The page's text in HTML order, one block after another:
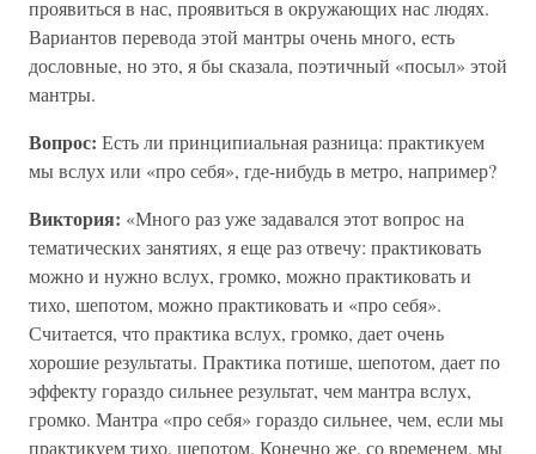
проявиться в нас, проявиться в окружающих нас людях.
Вариантов перевода этой мантры очень много, есть
дословные, но это, я бы сказала, поэтичный «посыл» этой
мантры.
Вопрос: Есть ли принципиальная разница: практикуем
мы вслух или «про себя», где-нибудь в метро, например?
Виктория: «Много раз уже задавался этот вопрос на
тематических занятиях, я еще раз отвечу: практиковать
можно и нужно вслух, громко, можно практиковать и
тихо, шепотом, можно практиковать и «про себя».
Считается, что практика вслух, громко, дает очень
хорошие результаты. Практика потише, шепотом, дает по
эффекту гораздо сильнее результат, чем мантра вслух,
громко. Мантра «про себя» гораздо сильнее, чем, если мы
практикуем тихо, шепотом. Конечно же, со временем, мы